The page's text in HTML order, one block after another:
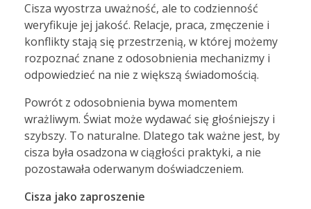
Cisza wyostrza uważność, ale to codzienność
weryfikuje jej jakość. Relacje, praca, zmęczenie i
konflikty stają się przestrzenią, w której możemy
rozpoznać znane z odosobnienia mechanizmy i
odpowiedzieć na nie z większą świadomością.
Powrót z odosobnienia bywa momentem
wrażliwym. Świat może wydawać się głośniejszy i
szybszy. To naturalne. Dlatego tak ważne jest, by
cisza była osadzona w ciągłości praktyki, a nie
pozostawała oderwanym doświadczeniem.
Cisza jako zaproszenie